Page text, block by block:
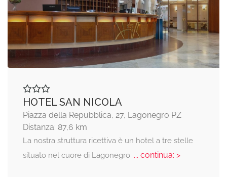
HOTEL SAN NICOLA
Piazza della Repubblica, 27, Lagonegro PZ
Distanza: 87,6 km
La nostra struttura ricettiva è un hotel a tre stelle
situato nel cuore di Lagonegro... continua: >